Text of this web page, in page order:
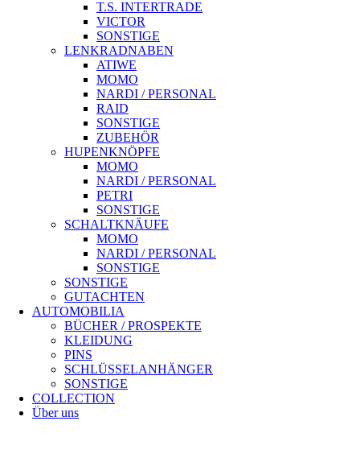
T.S. INTERTRADE
VICTOR
SONSTIGE
LENKRADNABEN
ATIWE
MOMO
NARDI / PERSONAL
RAID
SONSTIGE
ZUBEHÖR
HUPENKNÖPFE
MOMO
NARDI / PERSONAL
PETRI
SONSTIGE
SCHALTKNÄUFE
MOMO
NARDI / PERSONAL
SONSTIGE
SONSTIGE
GUTACHTEN
AUTOMOBILIA
BÜCHER / PROSPEKTE
KLEIDUNG
PINS
SCHLÜSSELANHÄNGER
SONSTIGE
COLLECTION
Über uns